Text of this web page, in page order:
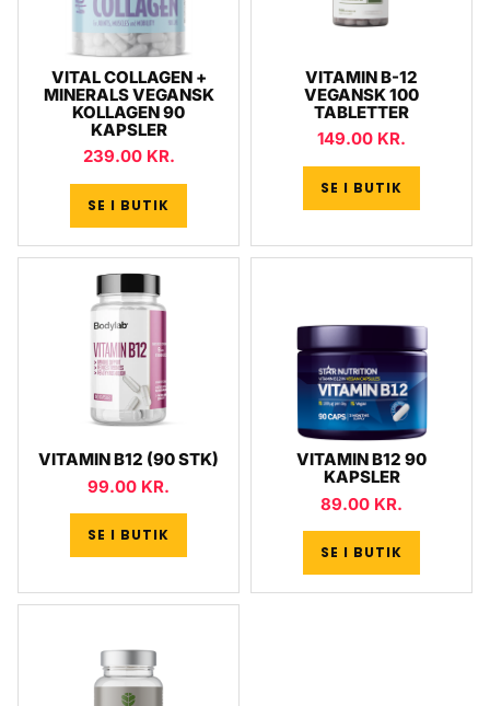
VITAL COLLAGEN +
MINERALS VEGANSK
KOLLAGEN 90
KAPSLER
239.00 KR.
SE I BUTIK
VITAMIN B-12
VEGANSK 100
TABLETTER
149.00 KR.
SE I BUTIK
VITAMIN B12 (90 STK)
99.00 KR.
SE I BUTIK
VITAMIN B12 90
KAPSLER
89.00 KR.
SE I BUTIK